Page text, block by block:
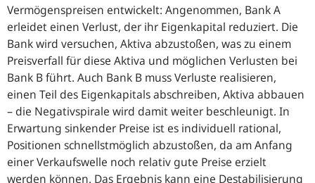
Vermögenspreisen entwickelt: Angenommen, Bank A
erleidet einen Verlust, der ihr Eigenkapital reduziert. Die
Bank wird versuchen, Aktiva abzustoßen, was zu einem
Preisverfall für diese Aktiva und möglichen Verlusten bei
Bank B führt. Auch Bank B muss Verluste realisieren,
einen Teil des Eigenkapitals abschreiben, Aktiva abbauen
– die Negativspirale wird damit weiter beschleunigt. In
Erwartung sinkender Preise ist es individuell rational,
Positionen schnellstmöglich abzustoßen, da am Anfang
einer Verkaufswelle noch relativ gute Preise erzielt
werden können. Das Ergebnis kann eine Destabilisierung